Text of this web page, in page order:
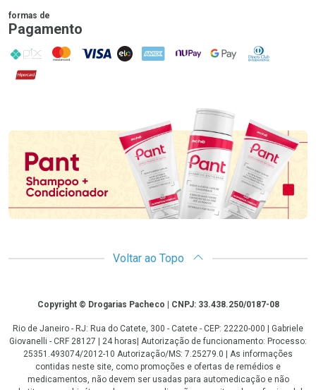
formas de
Pagamento
PIX MasterCard
VISA ELO AMEX NuPay Google PayDiners Club
Hipercard
Promoção em Destaque
Voltar ao Topo
CopyrightCopyright © Drogarias Pacheco | CNPJ: 33.438.250/0187-08
Rio de Janeiro - RJ: Rua do Catete, 300 - Catete - CEP: 22220-000 | Gabriele
Giovanelli - CRF 28127 | 24 horas| Autorização de funcionamento: Processo:
25351.493074/2012-10 Autorização/MS: 7.25279.0 | As informações
contidas neste site, como promoções e ofertas de remédios e
medicamentos, não devem ser usadas para automedicação e não